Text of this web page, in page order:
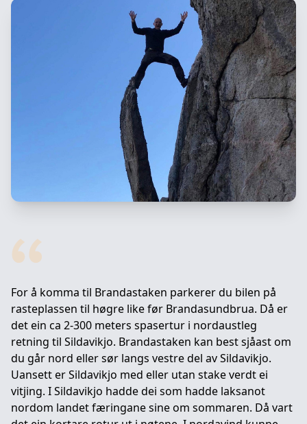
For å komma til Brandastaken parkerer du bilen på
rasteplassen til høgre like før Brandasundbrua. Då er
det ein ca 2-300 meters spasertur i nordaustleg
retning til Sildavikjo. Brandastaken kan best sjåast om
du går nord eller sør langs vestre del av Sildavikjo.
Uansett er Sildavikjo med eller utan stake verdt ei
vitjing. I Sildavikjo hadde dei som hadde laksanot
nordom landet færingane sine om sommaren. Då vart